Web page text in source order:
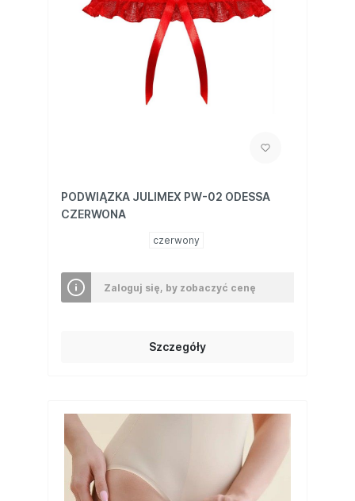
PODWIĄZKA JULIMEX PW-02 ODESSA
CZERWONA
czerwony
Zaloguj się, by zobaczyć cenę
Szczegóły